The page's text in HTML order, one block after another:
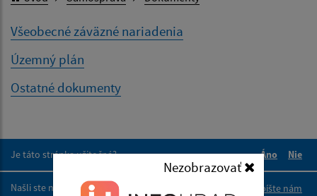
Nezobrazovať
Všeobecné záväzné nariadenia
Územný plán
Ostatné dokumenty
Je táto stránka užitočná?
Áno
Nie
Našli ste na stránke chybu?
Napíšte nám